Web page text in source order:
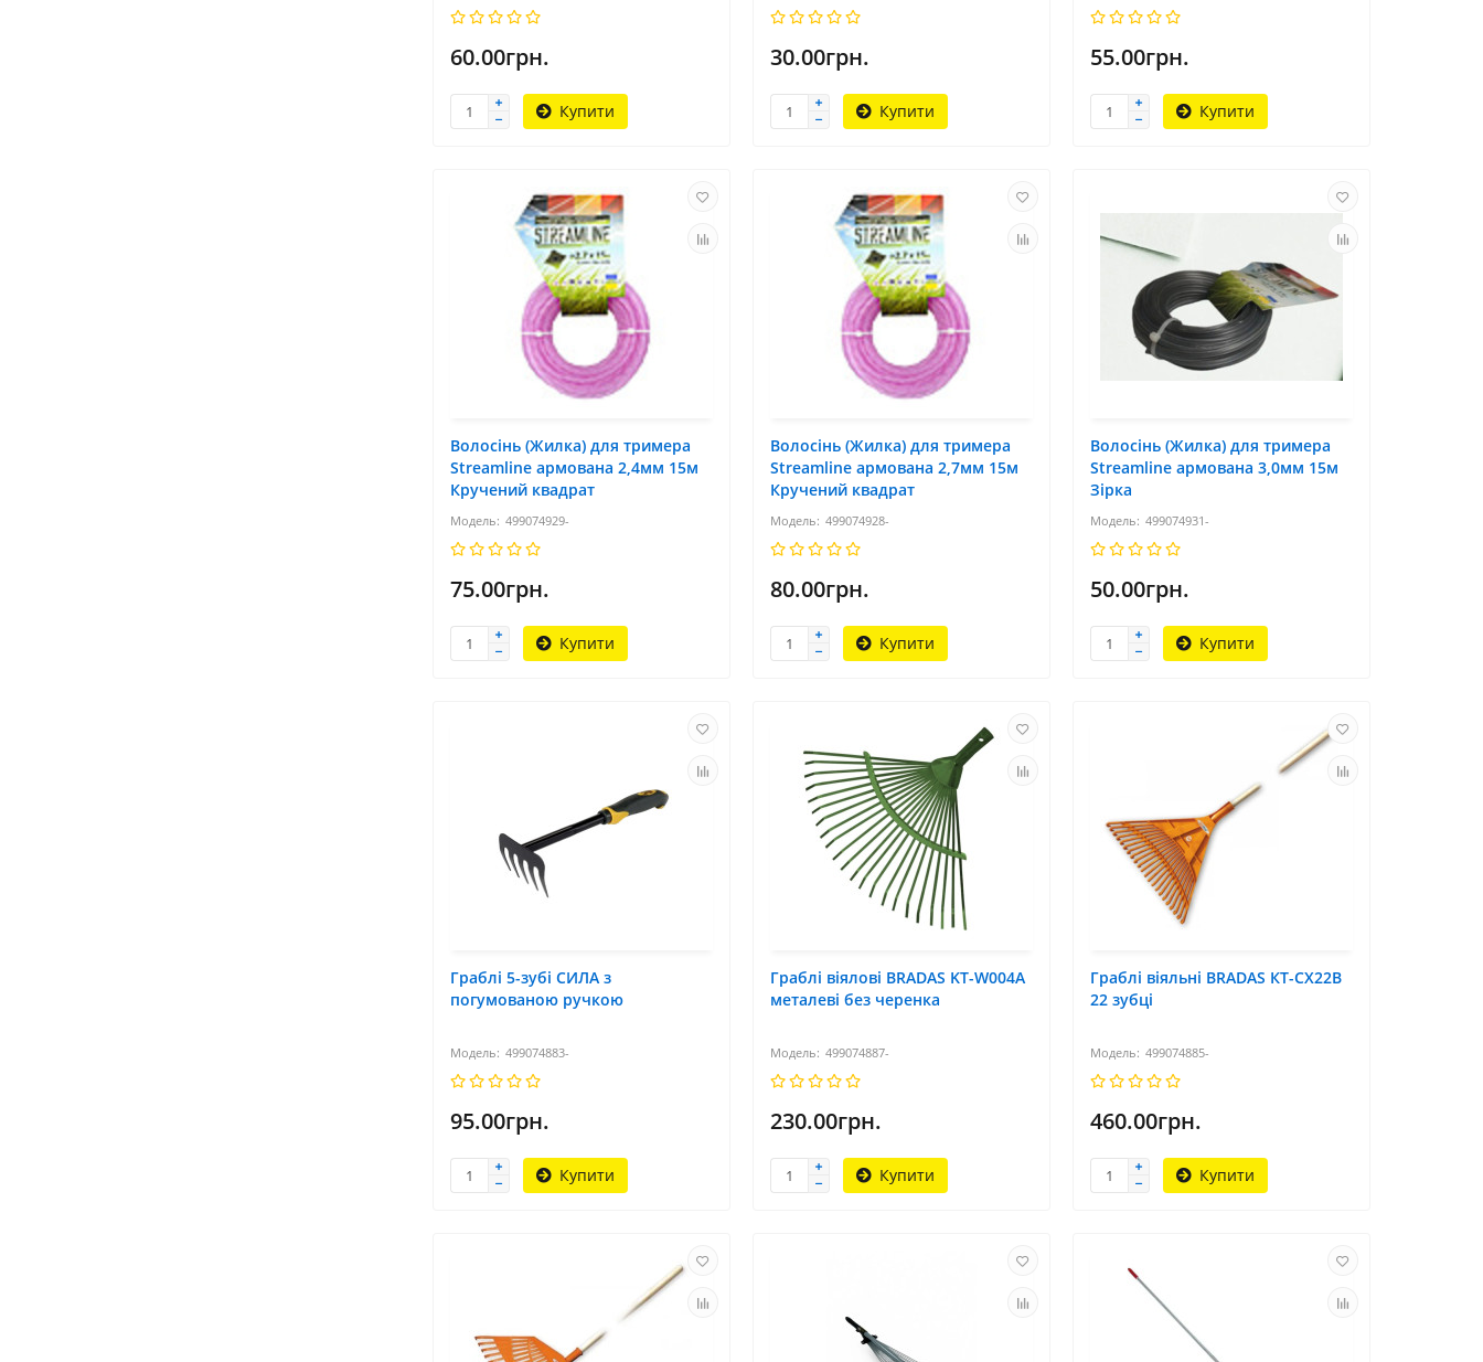
60.00грн.
Купити
30.00грн.
Купити
55.00грн.
Купити
Волосінь (Жилка) для тримера
Streamline армована 2,4мм 15м
Кручений квадрат
499074929-
75.00грн.
Купити
Волосінь (Жилка) для тримера
Streamline армована 2,7мм 15м
Кручений квадрат
499074928-
80.00грн.
Купити
Волосінь (Жилка) для тримера
Streamline армована 3,0мм 15м
Зірка
499074931-
50.00грн.
Купити
Граблі 5-зубі СИЛА з
погумованою ручкою
499074883-
95.00грн.
Купити
Граблі віялові BRADAS KT-W004A
металеві без черенка
499074887-
230.00грн.
Купити
Граблі віяльні BRADAS КТ-CX22B
22 зубці
499074885-
460.00грн.
Купити